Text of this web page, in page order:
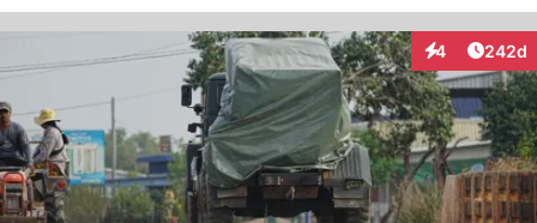
4
Interaktionen
242d